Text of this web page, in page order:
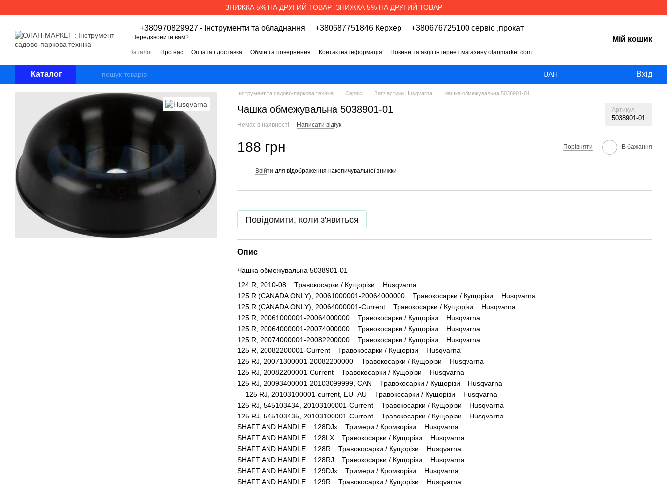
ЗНИЖКА 5% НА ДРУГИЙ ТОВАР -ЗНИЖКА 5% НА ДРУГИЙ ТОВАР
+380970829927 - Інструменти та обладнання +380687751846 Керхер +380676725100 сервіс ,прокат
Передзвонити вам?
Каталог Про нас Оплата і доставка Обмін та повернення Контактна інформація
Новини та акції інтернет магазину olanmarket.com
Мій кошик
Каталог UAH Вхід
Інструмент та садово-паркова техніка Сервіс Запчастини Husqvarna Чашка обмежувальна 5038901-01
Чашка обмежувальна 5038901-01 Артикул
5038901-01
Немає в наявності Написати відгук
188 грн Порівняти В бажання
Ввійти для відображення накопичувальної знижки
Повідомити, коли з'явиться
Опис
Чашка обмежувальна 5038901-01
124 R, 2010-08 Травокосарки / Кущорізи Husqvarna
125 R (CANADA ONLY), 20061000001-20064000000 Травокосарки / Кущорізи Husqvarna
125 R (CANADA ONLY), 20064000001-Current Травокосарки / Кущорізи Husqvarna
125 R, 20061000001-20064000000 Травокосарки / Кущорізи Husqvarna
125 R, 20064000001-20074000000 Травокосарки / Кущорізи Husqvarna
125 R, 20074000001-20082200000 Травокосарки / Кущорізи Husqvarna
125 R, 20082200001-Current Травокосарки / Кущорізи Husqvarna
125 RJ, 20071300001-20082200000 Травокосарки / Кущорізи Husqvarna
125 RJ, 20082200001-Current Травокосарки / Кущорізи Husqvarna
125 RJ, 20093400001-20103099999, CAN Травокосарки / Кущорізи Husqvarna
125 RJ, 20103100001-current, EU_AU Травокосарки / Кущорізи Husqvarna
125 RJ, 545103434, 20103100001-Current Травокосарки / Кущорізи Husqvarna
125 RJ, 545103435, 20103100001-Current Травокосарки / Кущорізи Husqvarna
SHAFT AND HANDLE 128DJx Тримери / Кромкорізи Husqvarna
SHAFT AND HANDLE 128LX Травокосарки / Кущорізи Husqvarna
SHAFT AND HANDLE 128R Травокосарки / Кущорізи Husqvarna
SHAFT AND HANDLE 128RJ Травокосарки / Кущорізи Husqvarna
SHAFT AND HANDLE 129DJx Тримери / Кромкорізи Husqvarna
SHAFT AND HANDLE 129R Травокосарки / Кущорізи Husqvarna